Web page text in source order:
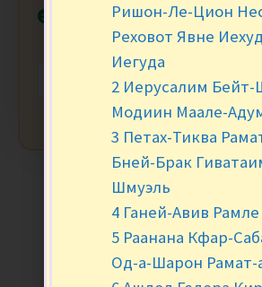
В наличии
+ В
Ришон-Ле-Цион
Реховот Явне
Иегуда
2 Иерусалим
Модиин Маале-
3 Петах-Тиква
Бней-Брак
Шмуэль
4 Ганей-Авив
5 Раанана Кфар-
Од-а-Шарон